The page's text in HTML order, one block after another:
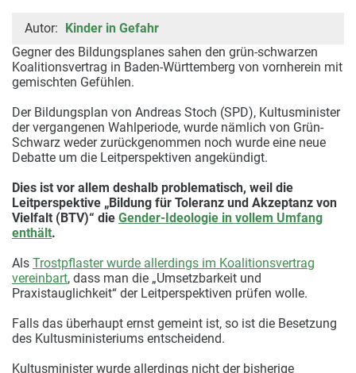
Autor: Kinder in Gefahr
Gegner des Bildungsplanes sahen den grün-schwarzen
Koalitionsvertrag in Baden-Württemberg von vornherein mit
gemischten Gefühlen.
Der Bildungsplan von Andreas Stoch (SPD), Kultusminister
der vergangenen Wahlperiode, wurde nämlich von Grün-
Schwarz weder zurückgenommen noch wurde eine neue
Debatte um die Leitperspektiven angekündigt.
Dies ist vor allem deshalb problematisch, weil die
Leitperspektive „Bildung für Toleranz und Akzeptanz von
Vielfalt (BTV)“ die Gender-Ideologie in vollem Umfang
enthält.
Als Trostpflaster wurde allerdings im Koalitionsvertrag
vereinbart, dass man die „Umsetzbarkeit und
Praxistauglichkeit“ der Leitperspektiven prüfen wolle.
Falls das überhaupt ernst gemeint ist, so ist die Besetzung
des Kultusministeriums entscheidend.
Kultusminister wurde allerdings nicht der bisherige